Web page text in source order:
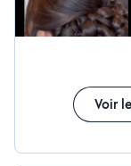
Voir